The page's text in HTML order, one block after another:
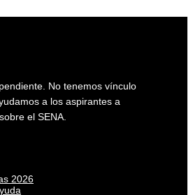
No tenemos vínculo
a los aspirantes a
el SENA.
2026